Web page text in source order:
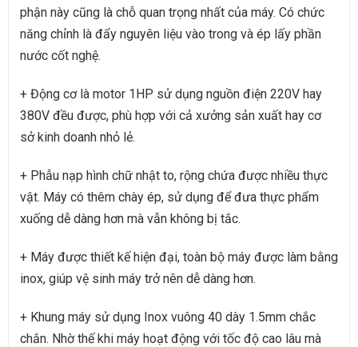
phận này cũng là chỗ quan trọng nhất của máy. Có chức
năng chỉnh là đẩy nguyên liệu vào trong và ép lấy phần
nước cốt nghệ.
+ Động cơ là motor 1HP sử dụng nguồn điện 220V hay
380V đều được, phù hợp với cả xưởng sản xuất hay cơ
sở kinh doanh nhỏ lẻ.
+ Phẫu nạp hình chữ nhật to, rộng chứa được nhiều thực
vật. Máy có thêm chày ép, sử dụng để đưa thực phẩm
xuống dễ dàng hơn mà vẫn không bị tắc.
+ Máy được thiết kế hiện đại, toàn bộ máy được làm bằng
inox, giúp vệ sinh máy trở nên dễ dàng hơn.
+ Khung máy sử dụng Inox vuông 40 dày 1.5mm chắc
chắn. Nhờ thế khi máy hoạt động với tốc độ cao lâu mà